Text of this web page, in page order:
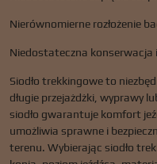
Nierównomierne rozłożenie
Niedostateczna konserwacja i
Siodło trekkingowe to
długie przejażdżki, wyprawy
siodło gwarantuje komfort
umożliwia sprawne i
terenu. Wybierając siodło